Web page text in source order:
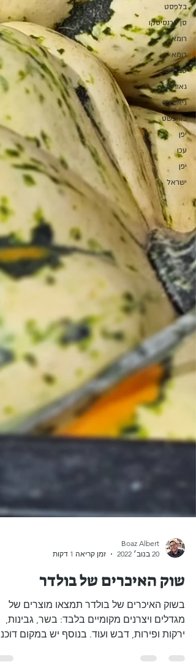
בלפסט
סן פרנסיסקו
רומא
רומא
טביליסי
גאורגיה
גיאורגיה
בודפשט
יפן
עכו
יפן
ישראל
זמן קריאה 1 דקות
שוק האיכרים של בולדר
בשוק האיכרים של בולדר תמצאו מוצרים של
מגדלים ויצרנים מקומיים בלבד: בשר, גבינות,
ירקות ופירות, דבש ועוד. בנוסף יש במקום